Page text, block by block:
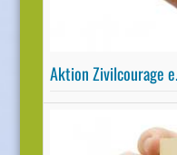
Aktion Zivilcourage
Starke Jugendliche
Migration,
Rechtsextremismus,